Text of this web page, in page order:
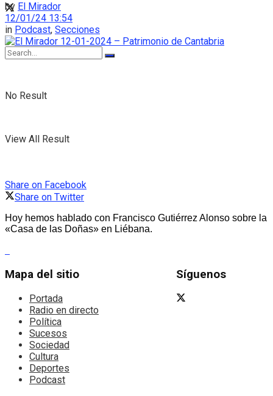
No Result
View All Result
by El Mirador
12/01/24 13:54
in Podcast, Secciones
Share on Facebook
Share on Twitter
Hoy hemos hablado con Francisco Gutiérrez Alonso sobre la
«Casa de las Doñas» en Liébana.
Mapa del sitio
Portada
Radio en directo
Política
Sucesos
Sociedad
Cultura
Deportes
Podcast
Síguenos